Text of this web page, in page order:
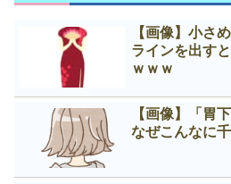
【画像】小さ
ラインを出す
ｗｗｗ
【画像】「胃
なぜこんなに